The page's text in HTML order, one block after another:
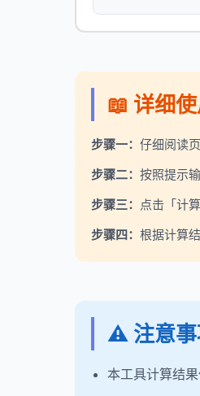
📖 详细
步骤一： 仔细阅读
步骤二： 按照提示
步骤三： 点击「计
步骤四： 根据计算
⚠️ 注意事
本工具计算结